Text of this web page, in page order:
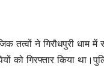
तत्वों ने गिरौधपुरी धाम
को गिरफ्तार किया